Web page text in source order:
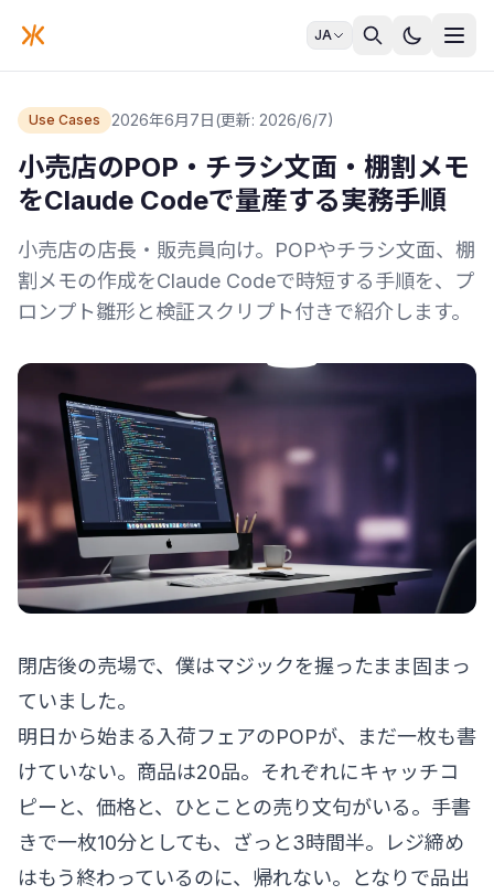
JA
Use Cases 2026年6月7日(更新: 2026/6/7)
小売店のPOP・チラシ文面・棚割メモ
をClaude Codeで量産する実務手順
小売店の店長・販売員向け。POPやチラシ文面、棚
割メモの作成をClaude Codeで時短する手順を、プ
ロンプト雛形と検証スクリプト付きで紹介します。
閉店後の売場で、僕はマジックを握ったまま固まっ
ていました。
明日から始まる入荷フェアのPOPが、まだ一枚も書
けていない。商品は20品。それぞれにキャッチコ
ピーと、価格と、ひとことの売り文句がいる。手書
きで一枚10分としても、ざっと3時間半。レジ締め
はもう終わっているのに、帰れない。となりで品出